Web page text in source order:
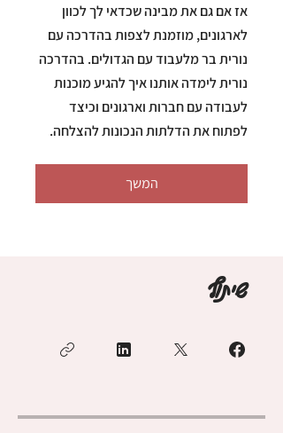
אז אם גם את מבינה שכדאי לך לכוון
לארגונים, מוזמנת לצפות בהדרכה עם
נורית בר מלעבוד עם הגדולים. בהדרכה
נורית לימדה אותנו איך להגיע מוכנות
לעבודה עם חברות וארגונים וכיצד
לפתוח את הדלתות הנכונות להצלחה.
המשך
שיתוף